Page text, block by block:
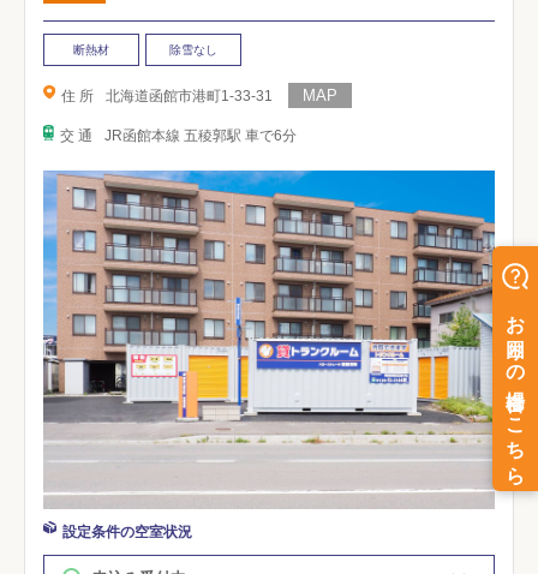
断熱材 除雪なし
住 所 北海道函館市港町1-33-31
交 通 JR函館本線 五稜郭駅 車で6分
設定条件の空室状況